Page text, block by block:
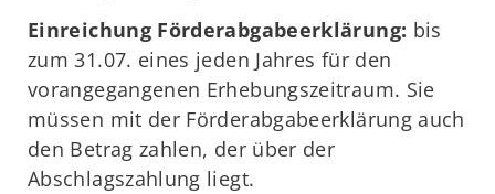
Einreichung Förderabgabeerklärung: bis
zum 31.07. eines jeden Jahres für den
vorangegangenen Erhebungszeitraum. Sie
müssen mit der Förderabgabeerklärung auch
den Betrag zahlen, der über der
Abschlagszahlung liegt.